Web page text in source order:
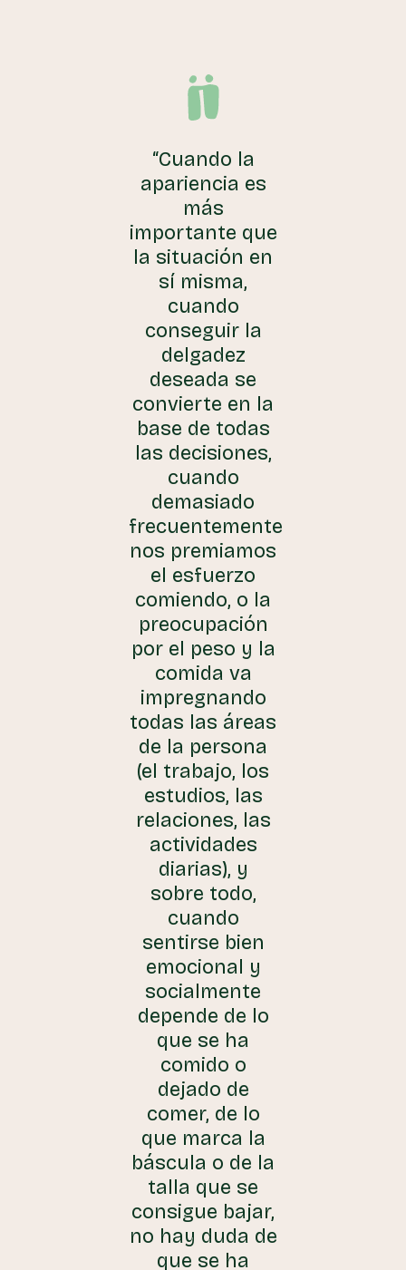
“Cuando la
apariencia es
más
importante que
la situación en
sí misma,
cuando
conseguir la
delgadez
deseada se
convierte en la
base de todas
las decisiones,
cuando
demasiado
frecuentemente
nos premiamos
el esfuerzo
comiendo, o la
preocupación
por el peso y la
comida va
impregnando
todas las áreas
de la persona
(el trabajo, los
estudios, las
relaciones, las
actividades
diarias), y
sobre todo,
cuando
sentirse bien
emocional y
socialmente
depende de lo
que se ha
comido o
dejado de
comer, de lo
que marca la
báscula o de la
talla que se
consigue bajar,
no hay duda de
que se ha